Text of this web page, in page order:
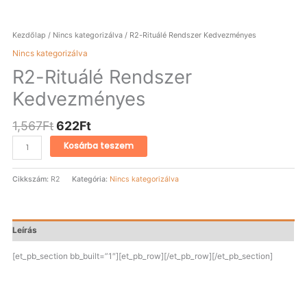
Kezdőlap / Nincs kategorizálva / R2-Rituálé Rendszer Kedvezményes
Nincs kategorizálva
R2-Rituálé Rendszer
Kedvezményes
1,567Ft622Ft
Kosárba teszem
Cikkszám: R2 Kategória: Nincs kategorizálva
Leírás
[et_pb_section bb_built=”1″][et_pb_row][/et_pb_row][/et_pb_section]